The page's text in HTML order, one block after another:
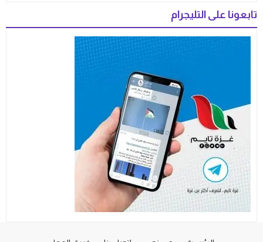
تابعونا على التليجرام